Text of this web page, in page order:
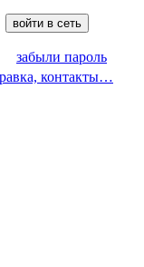
забыли пароль
контакты…